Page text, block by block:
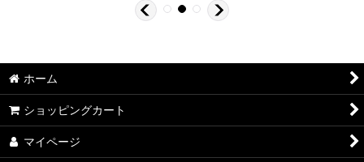
ホーム
ショッピングカート
マイページ